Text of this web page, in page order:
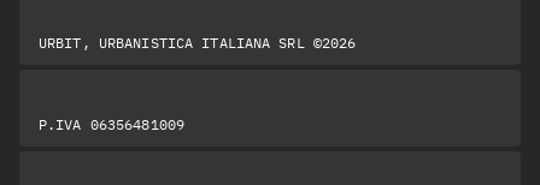
URBIT, URBANISTICA ITALIANA SRL ©2026
P.IVA 06356481009